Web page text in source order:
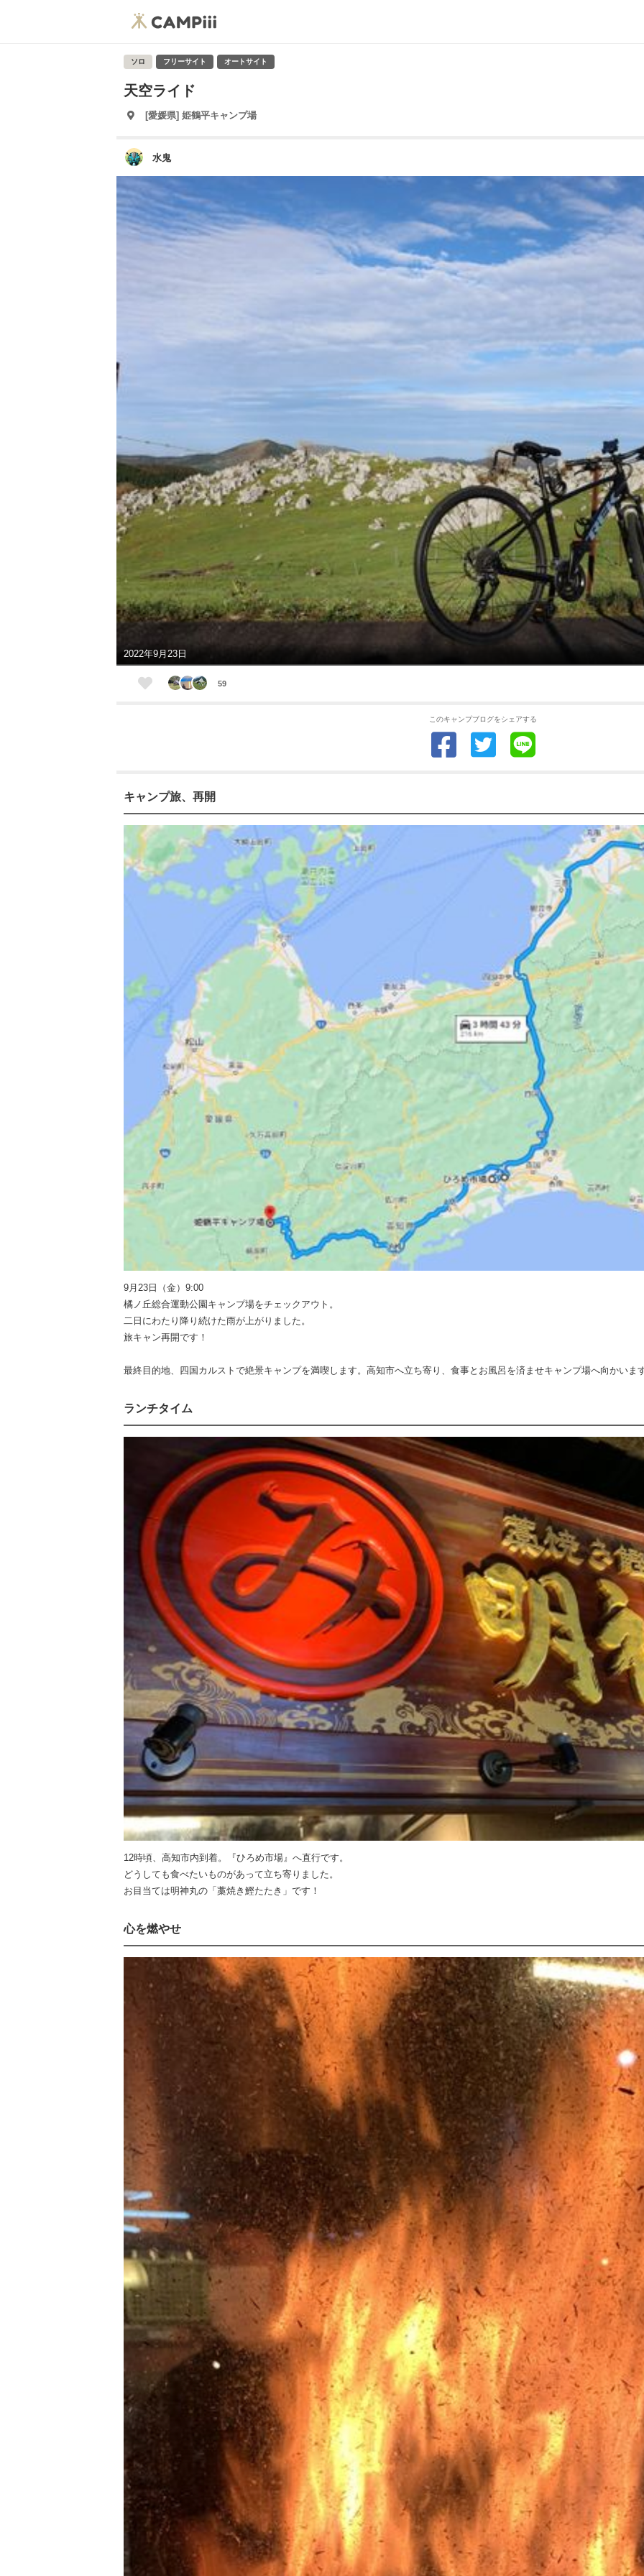
ソロ フリーサイト オートサイト
天空ライド
[愛媛県] 姫鶴平キャンプ場
水鬼
2022年9月23日
59
このキャンプブログをシェアする
キャンプ旅、再開
9月23日（金）9:00
橘ノ丘総合運動公園キャンプ場をチェックアウト。
二日にわたり降り続けた雨が上がりました。
旅キャン再開です！
最終目的地、四国カルストで絶景キャンプを満喫します。高知市へ立ち寄り、食事とお風呂を済ませキャンプ場へ向かいま
ランチタイム
12時頃、高知市内到着。『ひろめ市場』へ直行です。
どうしても食べたいものがあって立ち寄りました。
お目当ては明神丸の「藁焼き鰹たたき」です！
心を燃やせ